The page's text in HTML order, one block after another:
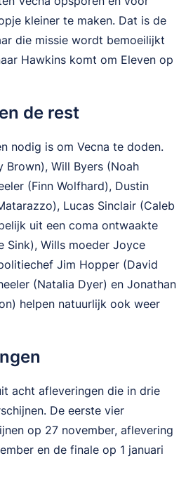
kleiner te maken. Dat is de
die missie wordt bemoeilijkt
Hawkins komt om Eleven op
de rest
nodig is om Vecna te doden.
Brown), Will Byers (Noah
(Finn Wolfhard), Dustin
Lucas Sinclair (Caleb
uit een coma ontwaakte
Sink), Wills moeder Joyce
Jim Hopper (David
(Natalia Dyer) en Jonathan
helpen natuurlijk ook weer
acht afleveringen die in drie
De eerste vier
op 27 november, aflevering
en de finale op 1 januari